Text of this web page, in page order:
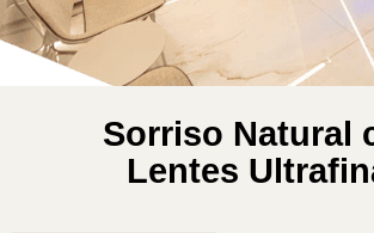
Sorriso Natural
Lentes